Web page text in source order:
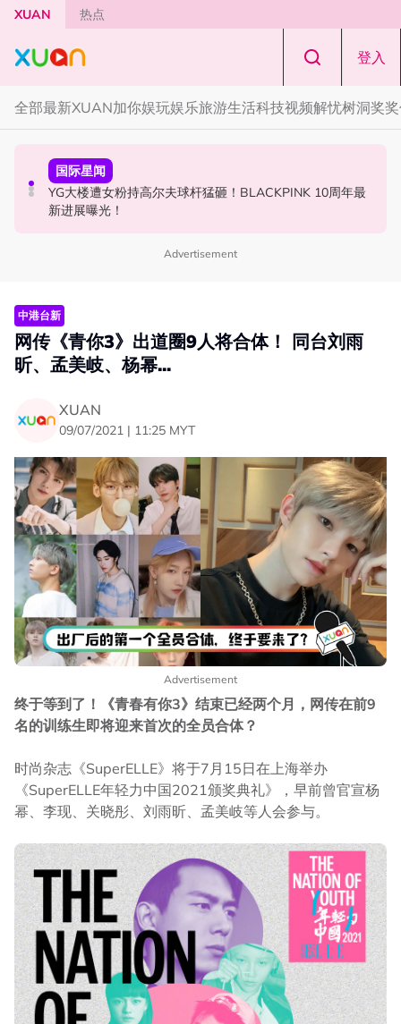
Skip to main content
XUAN 热点
登入
全部最新XUAN加你娱玩娱乐旅游生活科技视频解忧树洞奖
节庆
知多点 | 2026 农历七月鬼门开！10 大禁忌宁可信其有 少
穿全黑、全白
国际星闻
YG大楼遭女粉持高尔夫球杆猛砸！BLACKPINK 10周年最
新进展曝光！
中港台新
Jaclyn Victor现身《歌手2026》现场！遭粉丝野生捕获要
求合照！
Advertisement
中港台新
网传《青你3》出道圈9人将合体！ 同台刘雨
昕、孟美岐、杨幂...
XUAN
09/07/2021 | 11:25 MYT
Advertisement
终于等到了！《青春有你3》结束已经两个月，网传在前9
名的训练生即将迎来首次的全员合体？
时尚杂志《SuperELLE》将于7月15日在上海举办
《SuperELLE年轻力中国2021颁奖典礼》，早前曾官宣杨
幂、李现、关晓彤、刘雨昕、孟美岐等人会参与。